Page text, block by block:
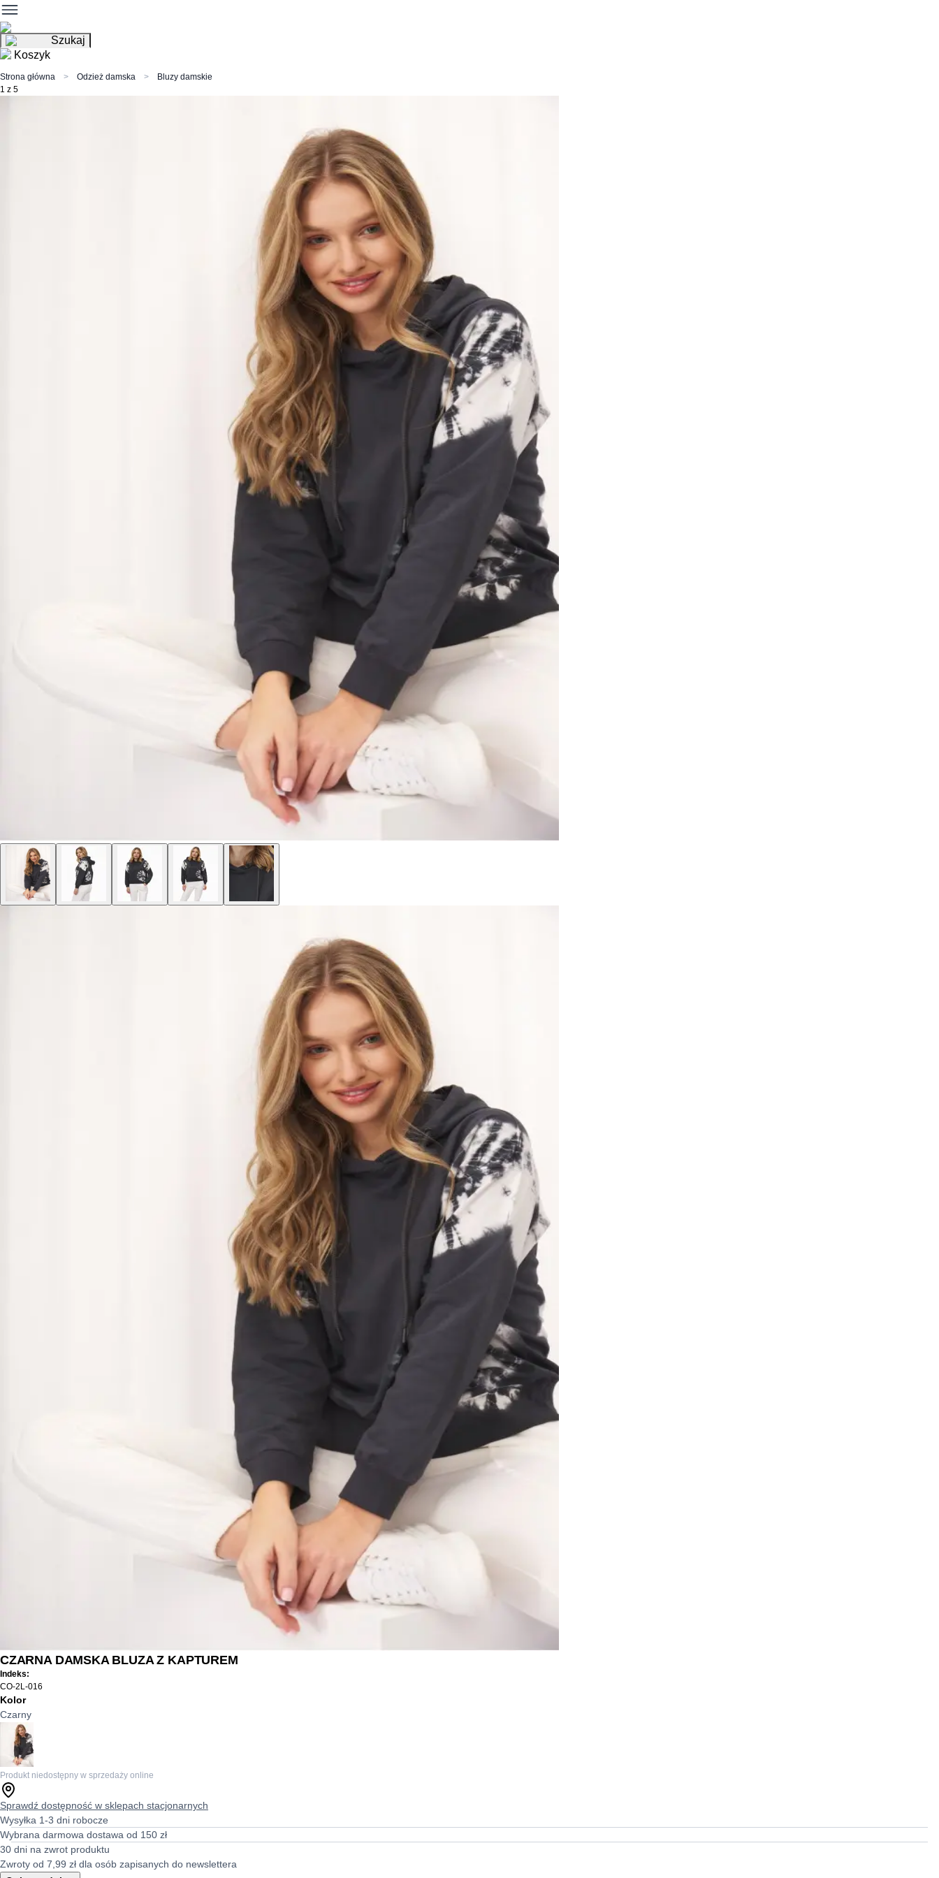
Szukaj
Koszyk
Strona główna Odzież damska
Bluzy damskie
1 z 5
CZARNA DAMSKA BLUZA Z KAPTUREM
Indeks:
CO-2L-016
Kolor
Czarny
Produkt niedostępny w sprzedaży online
Sprawdź dostępność w sklepach stacjonarnych
Wysyłka 1-3 dni robocze
Wybrana darmowa dostawa od 150 zł
30 dni na zwrot produktu
Zwroty od 7,99 zł dla osób zapisanych do newslettera